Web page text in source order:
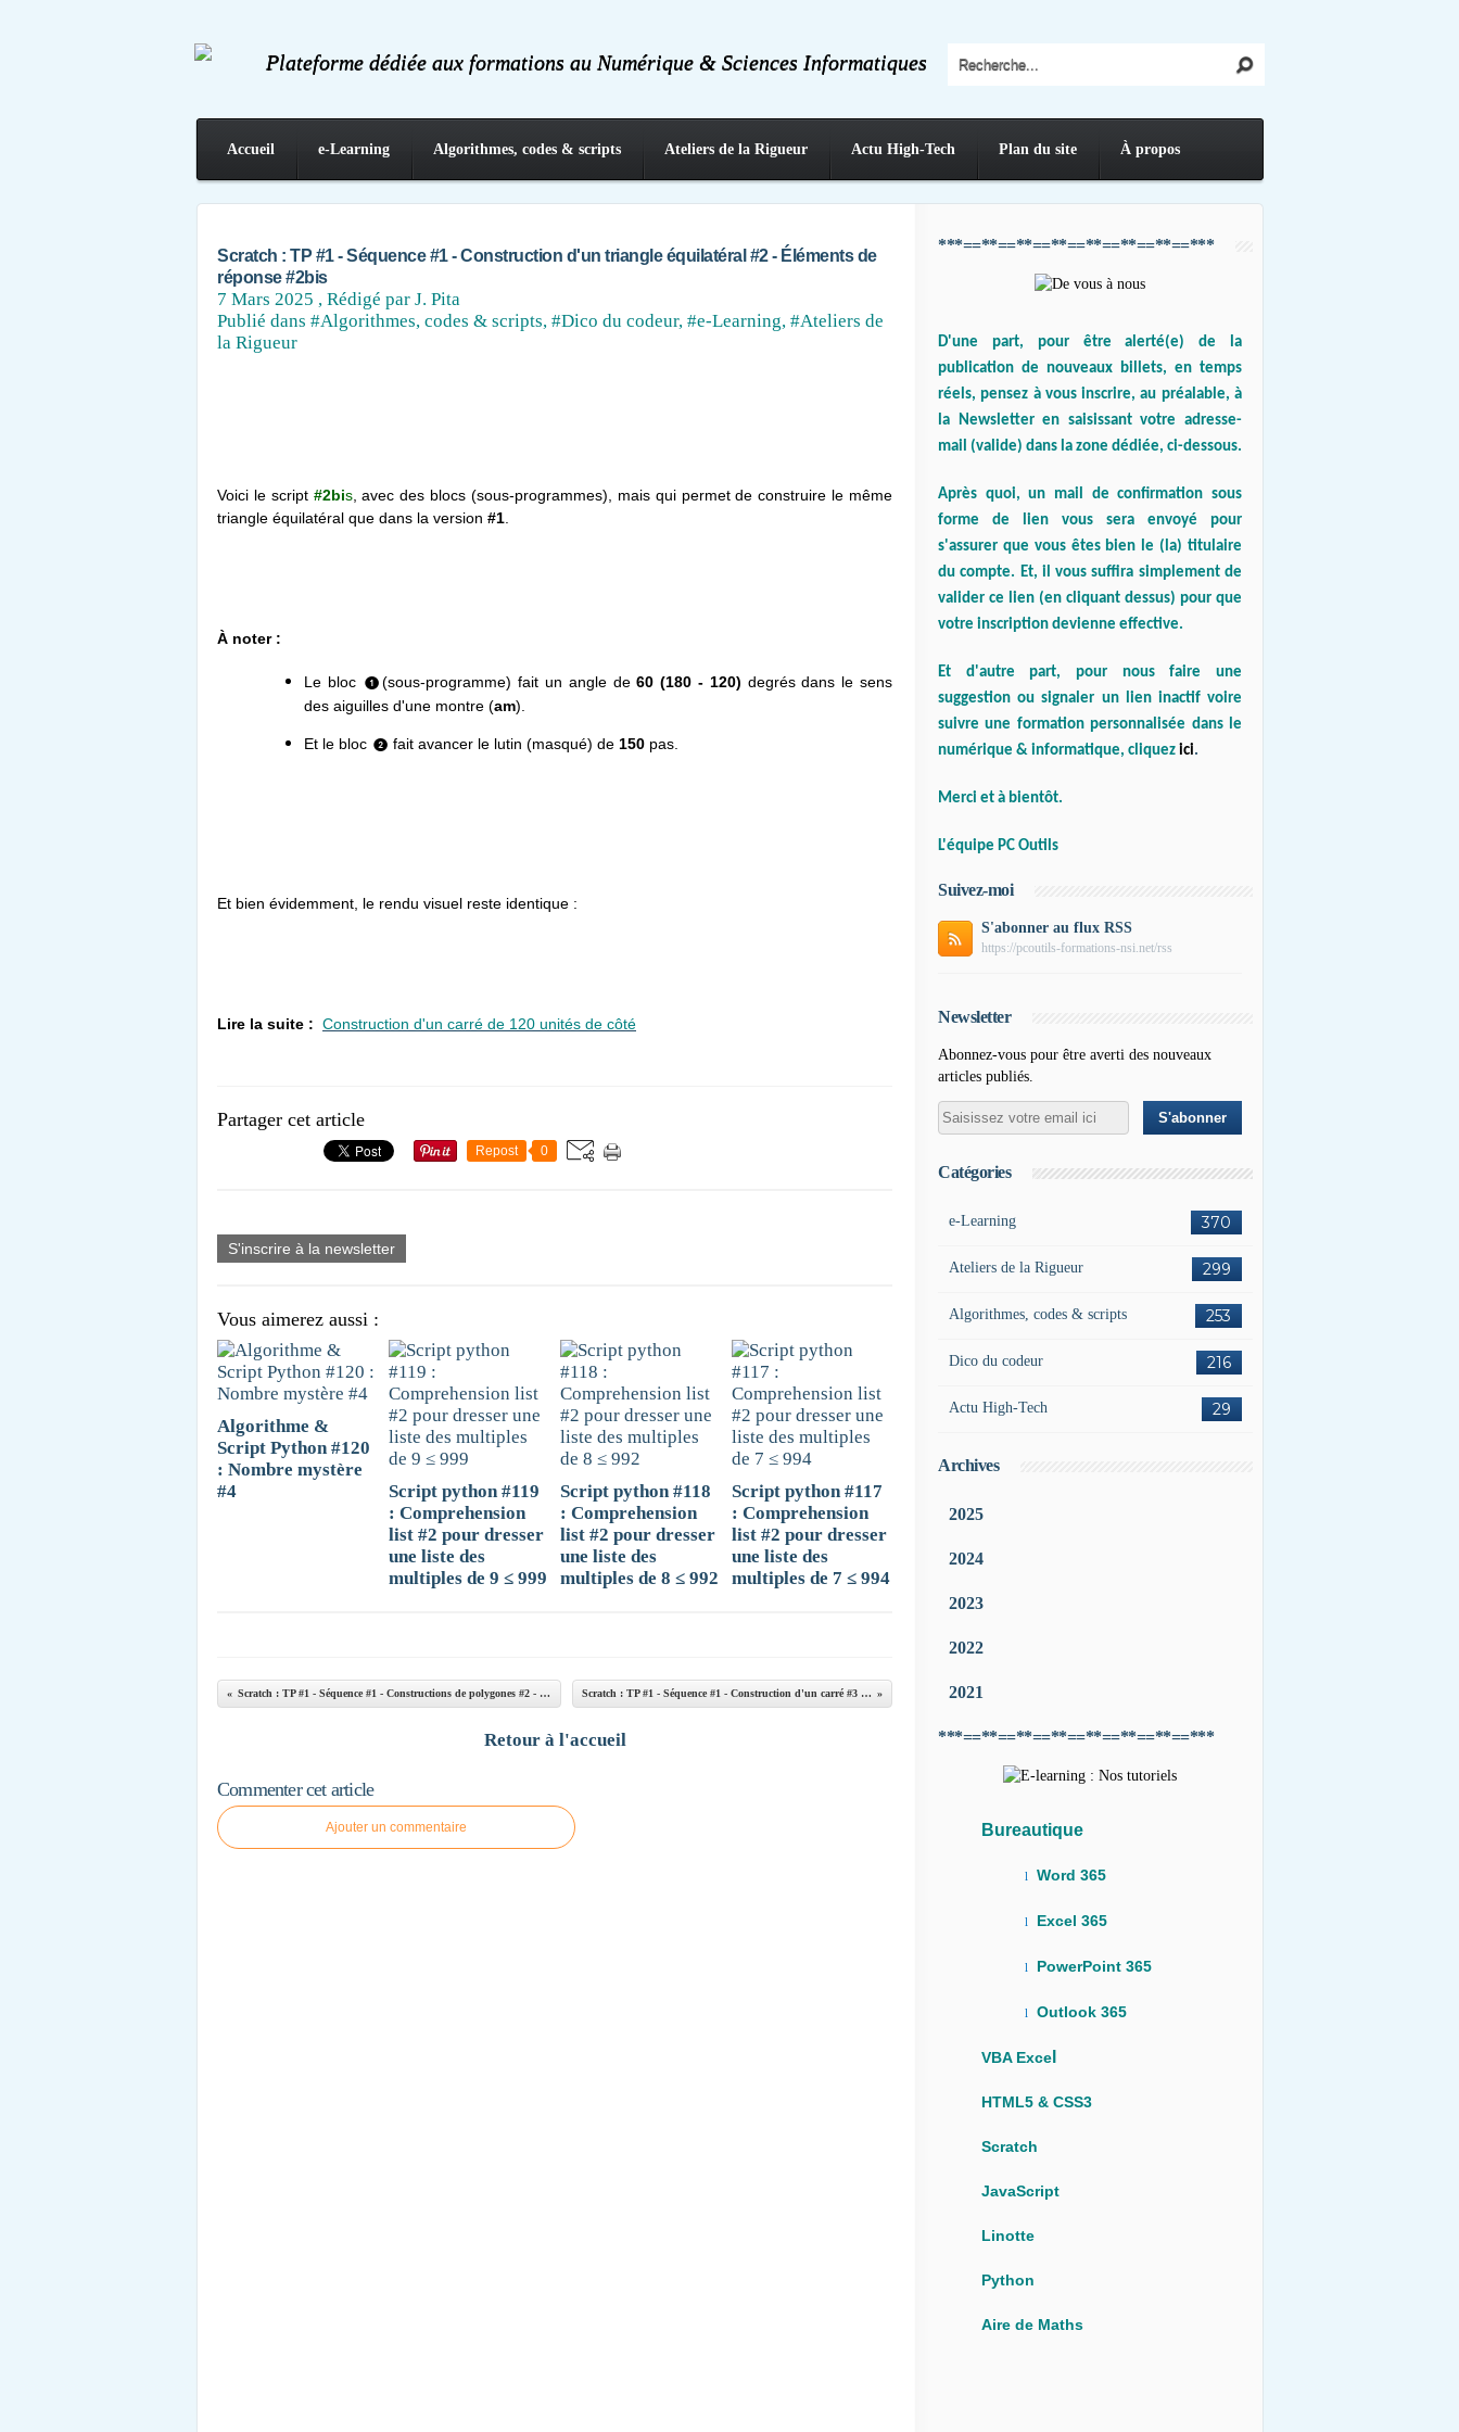
Plateforme dédiée aux formations au Numérique & Sciences Informatiques
Accueil e-Learning Algorithmes, codes & scripts Ateliers de la Rigueur Actu High-Tech Plan du site À propos
Scratch : TP #1 - Séquence #1 - Construction d'un triangle équilatéral #2 - Éléments de
réponse #2bis
7 Mars 2025 , Rédigé par J. Pita
Publié dans #Algorithmes, codes & scripts, #Dico du codeur, #e-Learning, #Ateliers de
la Rigueur
Voici le script #2bis, avec des blocs (sous-programmes), mais qui permet de construire le même
triangle équilatéral que dans la version #1
À noter :
Le bloc ❶(sous-programme) fait un angle de60 (180 - 120) degrés dans le sens
des aiguilles d'une montre (am).
Et le bloc ❷ fait avancer le lutin (masqué) de 150 pas.
Et bien évidemment, le rendu visuel reste identique :
Lire la suite : Construction d'un carré de 120 unités de côté
Partager cet article
Repost 0
S'inscrire à la newsletter
Vous aimerez aussi :
Algorithme &
Script Python #120
: Nombre mystère
#4
Script python #119
: Comprehension
list #2 pour dresser
une liste des
multiples de 9 ≤ 999
Script python #118
: Comprehension
list #2 pour dresser
une liste des
multiples de 8 ≤ 992
Script python #117
: Comprehension
list #2 pour dresser
une liste des
multiples de 7 ≤ 994
Scratch : TP #1 - Séquence #1 - Constructions de polygones #2 - Éléments de réponse #2 Scratch : TP #1 - Séquence #1 - Construction d'un carré #3 - Éléments de réponse
Retour à l'accueil
Commenter cet article
Ajouter un commentaire
***==**==**==**==**==**==**==***
D'une part, pour être alerté(e) de la
publication de nouveaux billets, en temps
réels, pensez à vous inscrire, au préalable, à
la Newsletter en saisissant votre adresse-
mail (valide) dans la zone dédiée, ci-dessous.
Après quoi, un mail de confirmation sous
forme de lien vous sera envoyé pour
s'assurer que vous êtes bien le (la) titulaire
du compte. Et, il vous suffira simplement de
valider ce lien (en cliquant dessus) pour que
votre inscription devienne effective.
Et d'autre part, pour nous faire une
suggestion ou signaler un lien inactif voire
suivre une formation personnalisée dans le
numérique & informatique, cliquez ici.
Merci et à bientôt.
L'équipe PC Outils
Suivez-moi
S'abonner au flux RSS
https://pcoutils-formations-nsi.net/rss
Newsletter
Abonnez-vous pour être averti des nouveaux
articles publiés.
Catégories
370
e-Learning
299
Ateliers de la Rigueur
253
Algorithmes, codes & scripts
216
Dico du codeur
29
Actu High-Tech
Archives
2025
2024
2023
2022
2021
***==**==**==**==**==**==**==***
Bureautique
l Word 365
l Excel 365
l PowerPoint 365
l Outlook 365
VBA Exce
HTML5 & CSS3
Scratch
JavaScript
Linotte
Python
Aire de Maths